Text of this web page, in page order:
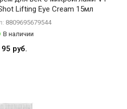
Lifting Eye Cream 15мл
8809695679544
В наличии
95 руб.